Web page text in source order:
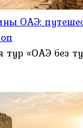
ОАЭ:
тур «ОАЭ без